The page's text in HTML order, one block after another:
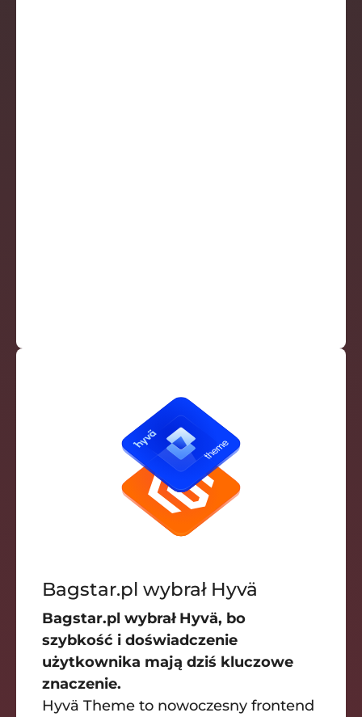
Bagstar.pl wybrał Hyvä
Bagstar.pl wybrał Hyvä, bo
szybkość i doświadczenie
użytkownika mają dziś kluczowe
znaczenie.
Hyvä Theme to nowoczesny frontend